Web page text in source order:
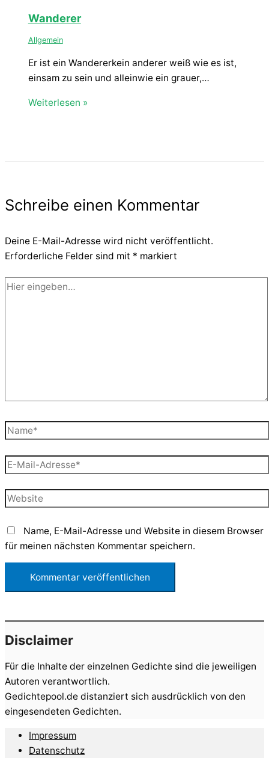
Wanderer
Allgemein
Er ist ein Wandererkein anderer weiß wie es ist,
einsam zu sein und alleinwie ein grauer,…
Weiterlesen »
Schreibe einen Kommentar
Deine E-Mail-Adresse wird nicht veröffentlicht.
Erforderliche Felder sind mit * markiert
Hier
Name*
E-
Mail-
Adresse*
Website
Name, E-Mail-Adresse und Website in diesem Browser
für meinen nächsten Kommentar speichern.
Disclaimer
Für die Inhalte der einzelnen Gedichte sind die jeweiligen
Autoren verantwortlich.
Gedichtepool.de distanziert sich ausdrücklich von den
eingesendeten Gedichten.
Impressum
Datenschutz